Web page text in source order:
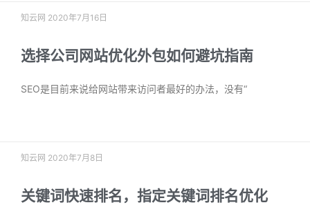
知云网 2020年7月16日
选择公司网站优化外包如何避坑指南
SEO是目前来说给网站带来访问者最好的办法，没有“
知云网 2020年7月8日
关键词快速排名，指定关键词排名优化